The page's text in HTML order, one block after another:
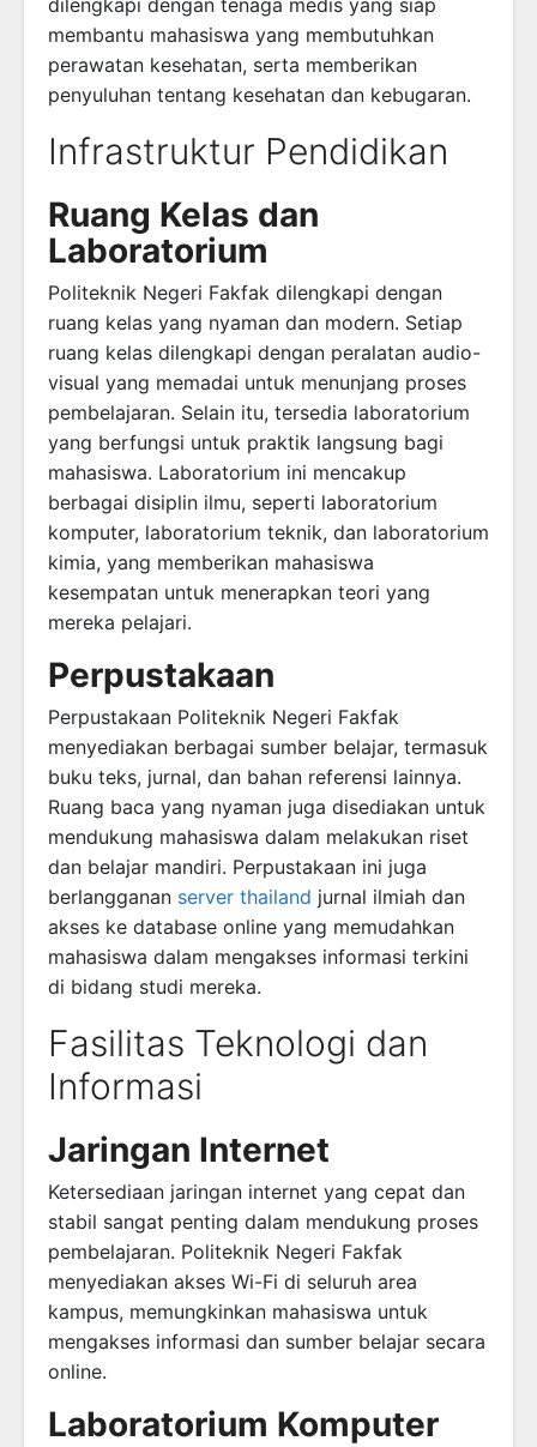
dilengkapi dengan tenaga medis yang siap
membantu mahasiswa yang membutuhkan
perawatan kesehatan, serta memberikan
penyuluhan tentang kesehatan dan kebugaran.
Infrastruktur Pendidikan
Ruang Kelas dan
Laboratorium
Politeknik Negeri Fakfak dilengkapi dengan
ruang kelas yang nyaman dan modern. Setiap
ruang kelas dilengkapi dengan peralatan audio-
visual yang memadai untuk menunjang proses
pembelajaran. Selain itu, tersedia laboratorium
yang berfungsi untuk praktik langsung bagi
mahasiswa. Laboratorium ini mencakup
berbagai disiplin ilmu, seperti laboratorium
komputer, laboratorium teknik, dan laboratorium
kimia, yang memberikan mahasiswa
kesempatan untuk menerapkan teori yang
mereka pelajari.
Perpustakaan
Perpustakaan Politeknik Negeri Fakfak
menyediakan berbagai sumber belajar, termasuk
buku teks, jurnal, dan bahan referensi lainnya.
Ruang baca yang nyaman juga disediakan untuk
mendukung mahasiswa dalam melakukan riset
dan belajar mandiri. Perpustakaan ini juga
berlangganan server thailand jurnal ilmiah dan
akses ke database online yang memudahkan
mahasiswa dalam mengakses informasi terkini
di bidang studi mereka.
Fasilitas Teknologi dan
Informasi
Jaringan Internet
Ketersediaan jaringan internet yang cepat dan
stabil sangat penting dalam mendukung proses
pembelajaran. Politeknik Negeri Fakfak
menyediakan akses Wi-Fi di seluruh area
kampus, memungkinkan mahasiswa untuk
mengakses informasi dan sumber belajar secara
online.
Laboratorium Komputer